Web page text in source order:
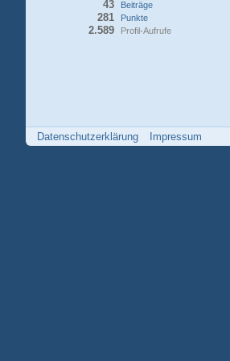
Beiträge
43
Punkte
281
Profil-Aufrufe
2.589
Datenschutzerklärung Impressum